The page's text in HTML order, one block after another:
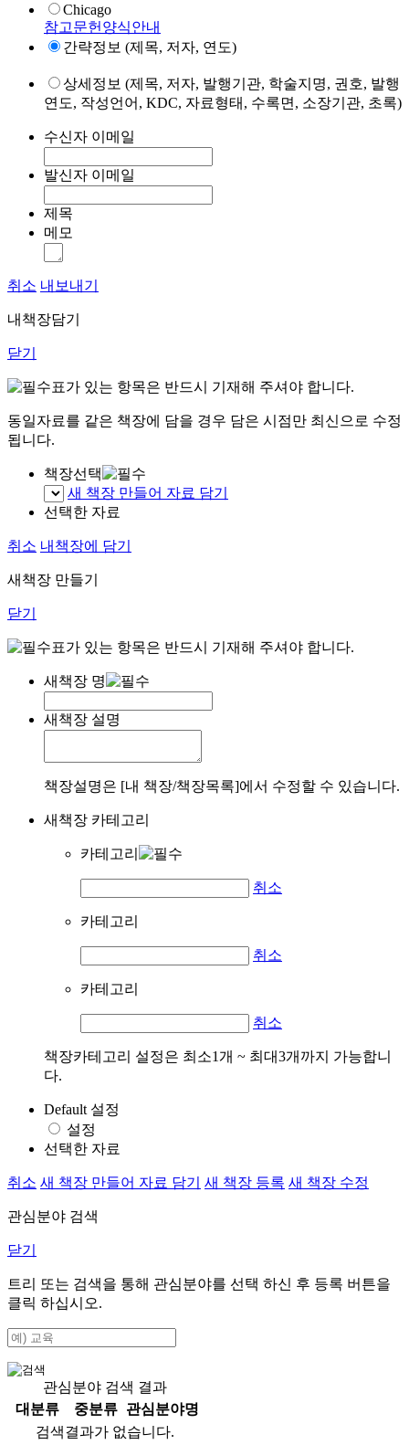
Chicago
참고문헌양식안내
간략정보 (제목, 저자, 연도)
상세정보 (제목, 저자, 발행기관, 학술지명, 권호, 발행
연도, 작성언어, KDC, 자료형태, 수록면, 소장기관, 초록)
수신자 이메일
발신자 이메일
제목
메모
취소 내보내기
내책장담기
닫기
표가 있는 항목은 반드시 기재해 주셔야 합니다.
동일자료를 같은 책장에 담을 경우 담은 시점만 최신으로 수정
됩니다.
책장선택
새 책장 만들어 자료 담기
선택한 자료
취소 내책장에 담기
새책장 만들기
닫기
표가 있는 항목은 반드시 기재해 주셔야 합니다.
새책장 명
새책장 설명
책장설명은 [내 책장/책장목록]에서 수정할 수 있습니다.
새책장 카테고리
카테고리
취소
카테고리
취소
카테고리
취소
책장카테고리 설정은 최소1개 ~ 최대3개까지 가능합니
다.
Default 설정
설정
선택한 자료
취소 새 책장 만들어 자료 담기 새 책장 등록 새 책장 수정
관심분야 검색
닫기
트리 또는 검색을 통해 관심분야를 선택 하신 후 등록 버튼을
클릭 하십시오.
관심분야 검색 결과
대분류
중분류
관심분야명
검색결과가 없습니다.